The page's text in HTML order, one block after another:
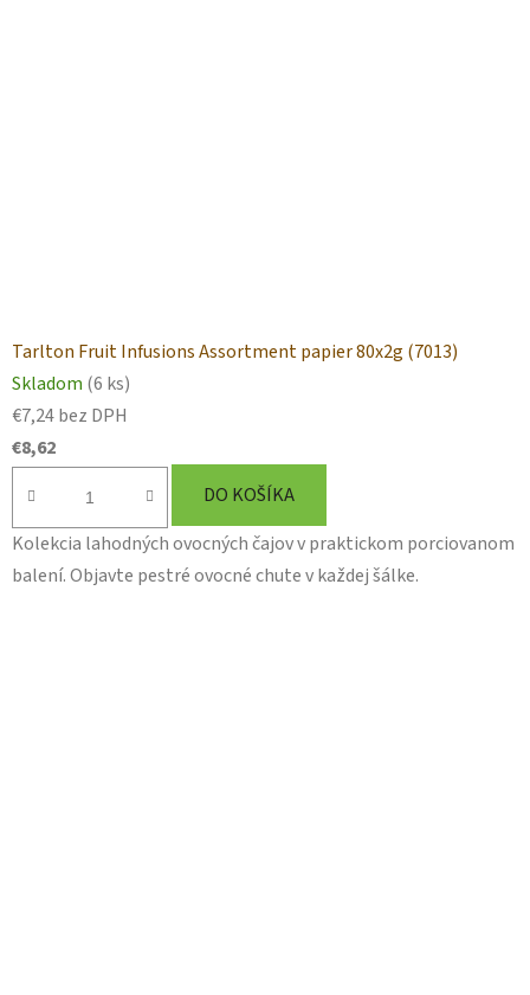
Tarlton Fruit Infusions Assortment papier 80x2g (7013)
Skladom (6 ks)
€7,24 bez DPH
€8,62
DO KOŠÍKA
Kolekcia lahodných ovocných čajov v praktickom porciovanom
balení. Objavte pestré ovocné chute v každej šálke.